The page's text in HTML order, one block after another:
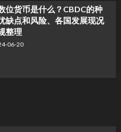
位货币是什么？CBDC的种
缺点和风险、各国发展现况
整理
06-20